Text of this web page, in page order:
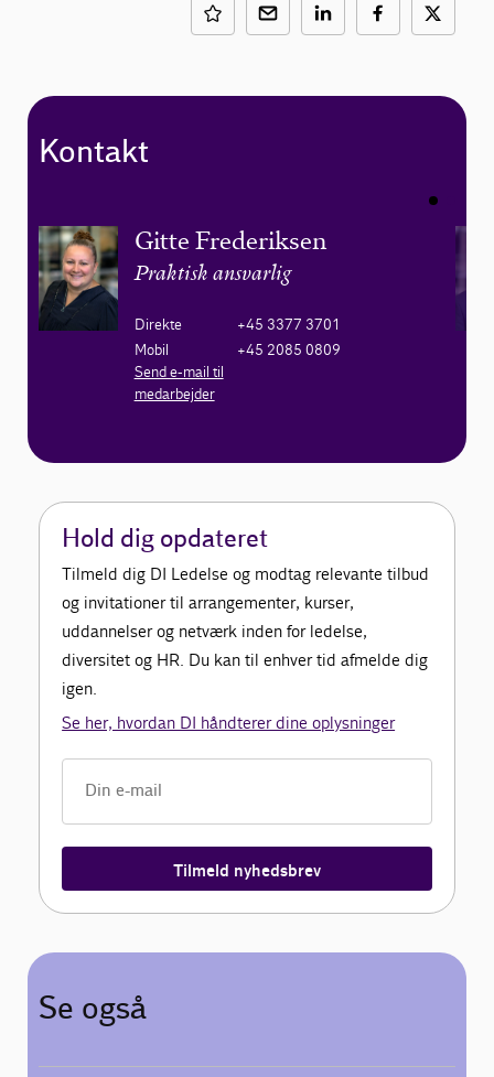
Kontakt
Gitte Frederiksen
Praktisk ansvarlig
Direkte
+45 3377 3701
Mobil
+45 2085 0809
Send e-mail til
medarbejder
Hold dig opdateret
Tilmeld dig DI Ledelse og modtag relevante tilbud
og invitationer til arrangementer, kurser,
uddannelser og netværk inden for ledelse,
diversitet og HR. Du kan til enhver tid afmelde dig
igen.
Se her, hvordan DI håndterer dine oplysninger
Tilmeld nyhedsbrev
Se også